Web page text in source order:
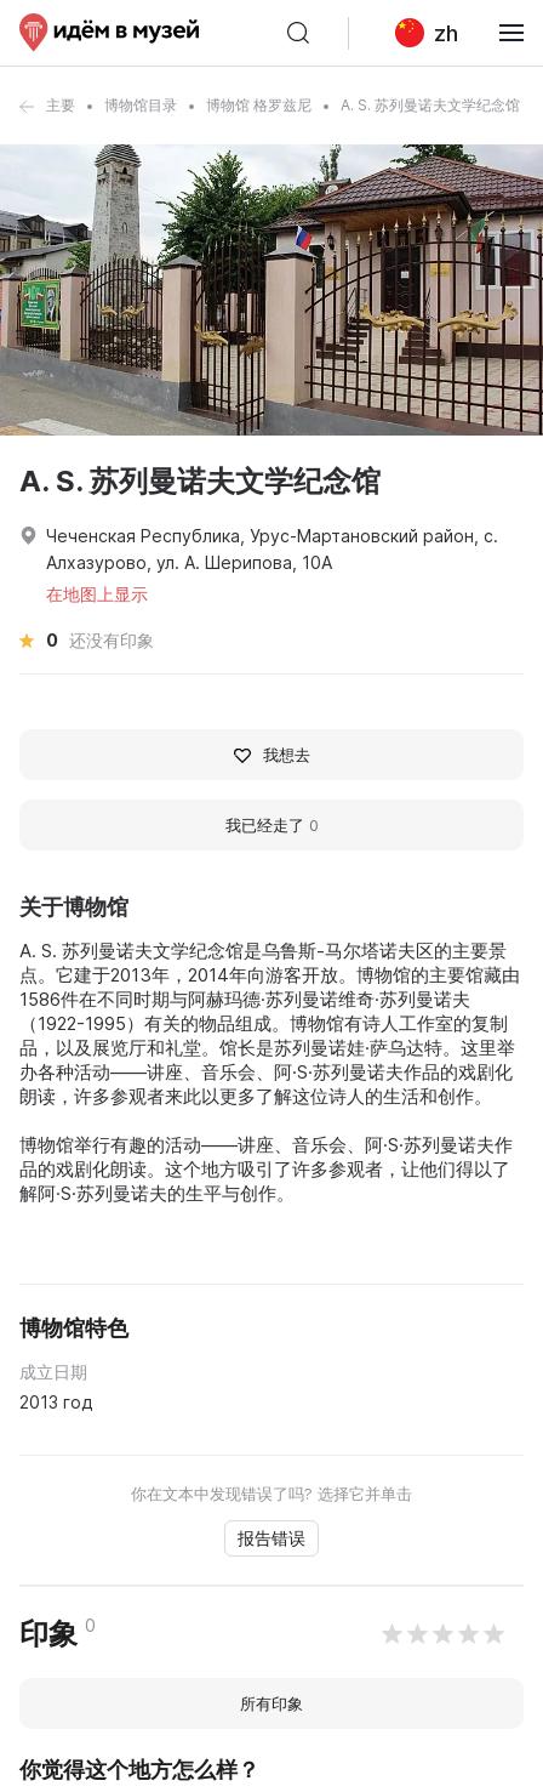
zh
主要 博物馆目录 博物馆 格罗兹尼 A. S. 苏列曼诺夫文学纪念馆
关于博物馆
A. S. 苏列曼诺夫文学纪念馆是乌鲁斯-马尔塔诺夫区的主要景
点。它建于2013年，2014年向游客开放。博物馆的主要馆藏由
1586件在不同时期与阿赫玛德·苏列曼诺维奇·苏列曼诺夫
（1922-1995）有关的物品组成。博物馆有诗人工作室的复制
品，以及展览厅和礼堂。馆长是苏列曼诺娃·萨乌达特。这里举
办各种活动——讲座、音乐会、阿·S·苏列曼诺夫作品的戏剧化
朗读，许多参观者来此以更多了解这位诗人的生活和创作。
博物馆举行有趣的活动——讲座、音乐会、阿·S·苏列曼诺夫作
品的戏剧化朗读。这个地方吸引了许多参观者，让他们得以了
解阿·S·苏列曼诺夫的生平与创作。
博物馆特色
成立日期
2013 год
你在文本中发现错误了吗? 选择它并单击
报告错误
印象 0
所有印象
你觉得这个地方怎么样？
A. S. 苏列曼诺夫文学纪念馆
Чеченская Республика, Урус-Мартановский район, с.
Алхазурово, ул. А. Шерипова, 10А
在地图上显示
0 还没有印象
我想去
我已经走了 0